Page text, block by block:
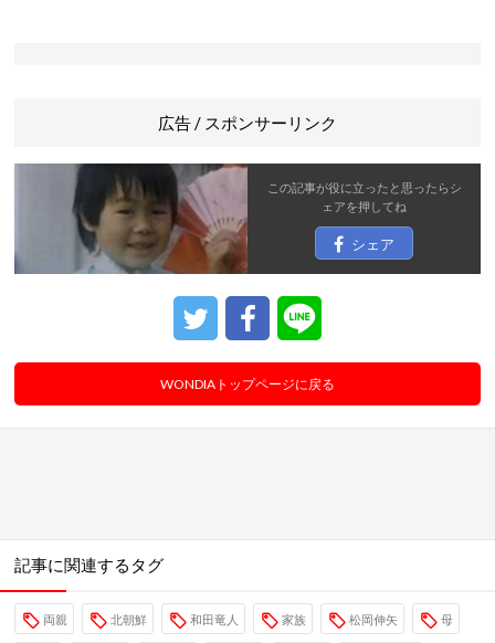
広告 / スポンサーリンク
この記事が役に立ったと思ったらシ
ェアを押してね
シェア
WONDIAトップページに戻る
記事に関連するタグ
両親 北朝鮮 和田竜人 家族 松岡伸矢 母